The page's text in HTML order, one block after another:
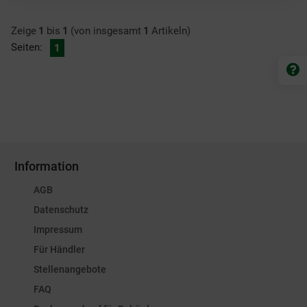
Zeige 1 bis 1 (von insgesamt 1 Artikeln)
Seiten:
1
Information
AGB
Datenschutz
Impressum
Für Händler
Stellenangebote
FAQ